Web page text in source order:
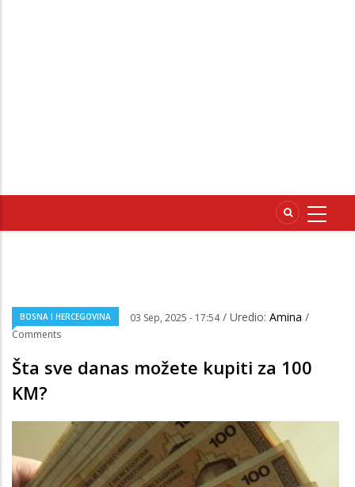
BOSNA I HERCEGOVINA 03 Sep, 2025 - 17:54 / Uredio: Amina /
Comments
Šta sve danas možete kupiti za 100
KM?